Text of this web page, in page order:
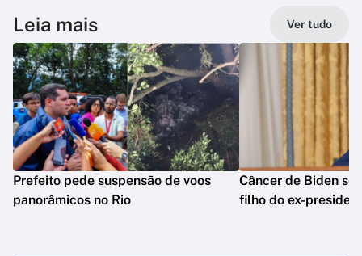
Leia mais Ver tudo
Prefeito pede suspensão de voos
panorâmicos no Rio
Câncer de Biden se
filho do ex-